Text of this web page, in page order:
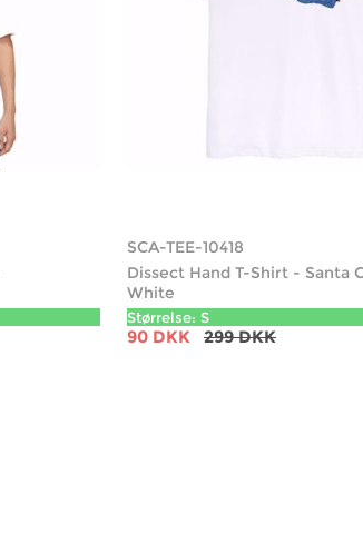
SCA-TEE-10418
Dissect Hand T-Shirt - Santa
White
Størrelse: S
90 DKK 299 DKK